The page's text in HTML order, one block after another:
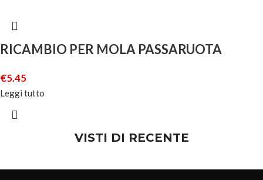
RICAMBIO PER MOLA PASSARUOTA
€5.45
Leggi tutto
VISTI DI RECENTE